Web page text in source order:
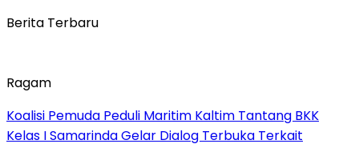
Berita Terbaru
Ragam
Koalisi Pemuda Peduli Maritim Kaltim Tantang BKK
Kelas I Samarinda Gelar Dialog Terbuka Terkait